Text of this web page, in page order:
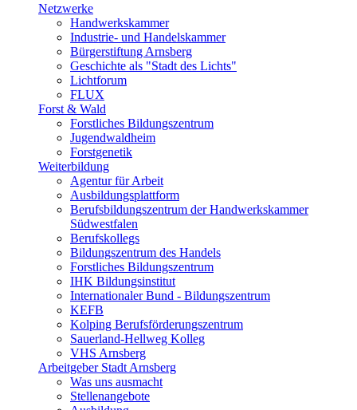
Netzwerke
Handwerkskammer
Industrie- und Handelskammer
Bürgerstiftung Arnsberg
Geschichte als "Stadt des Lichts"
Lichtforum
FLUX
Forst & Wald
Forstliches Bildungszentrum
Jugendwaldheim
Forstgenetik
Weiterbildung
Agentur für Arbeit
Ausbildungsplattform
Berufsbildungszentrum der Handwerkskammer
Südwestfalen
Berufskollegs
Bildungszentrum des Handels
Forstliches Bildungszentrum
IHK Bildungsinstitut
Internationaler Bund - Bildungszentrum
KEFB
Kolping Berufsförderungszentrum
Sauerland-Hellweg Kolleg
VHS Arnsberg
Arbeitgeber Stadt Arnsberg
Was uns ausmacht
Stellenangebote